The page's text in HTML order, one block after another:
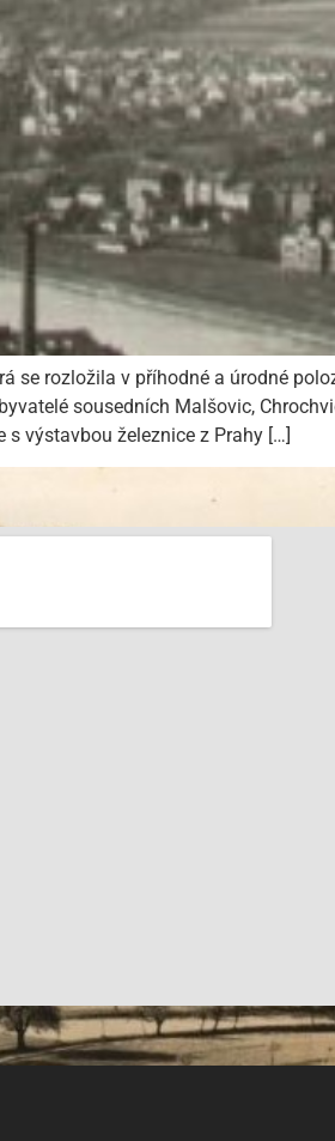
se rozložila v příhodné a úrodné
sousedních Malšovic,
s výstavbou železnice z Prahy […]